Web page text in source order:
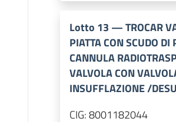
Lotto 13 —TROCAR
PIATTA CON SCUDO
CANNULA
VALVOLA CON
INSUFFLAZIONE /
CIG:8001182044